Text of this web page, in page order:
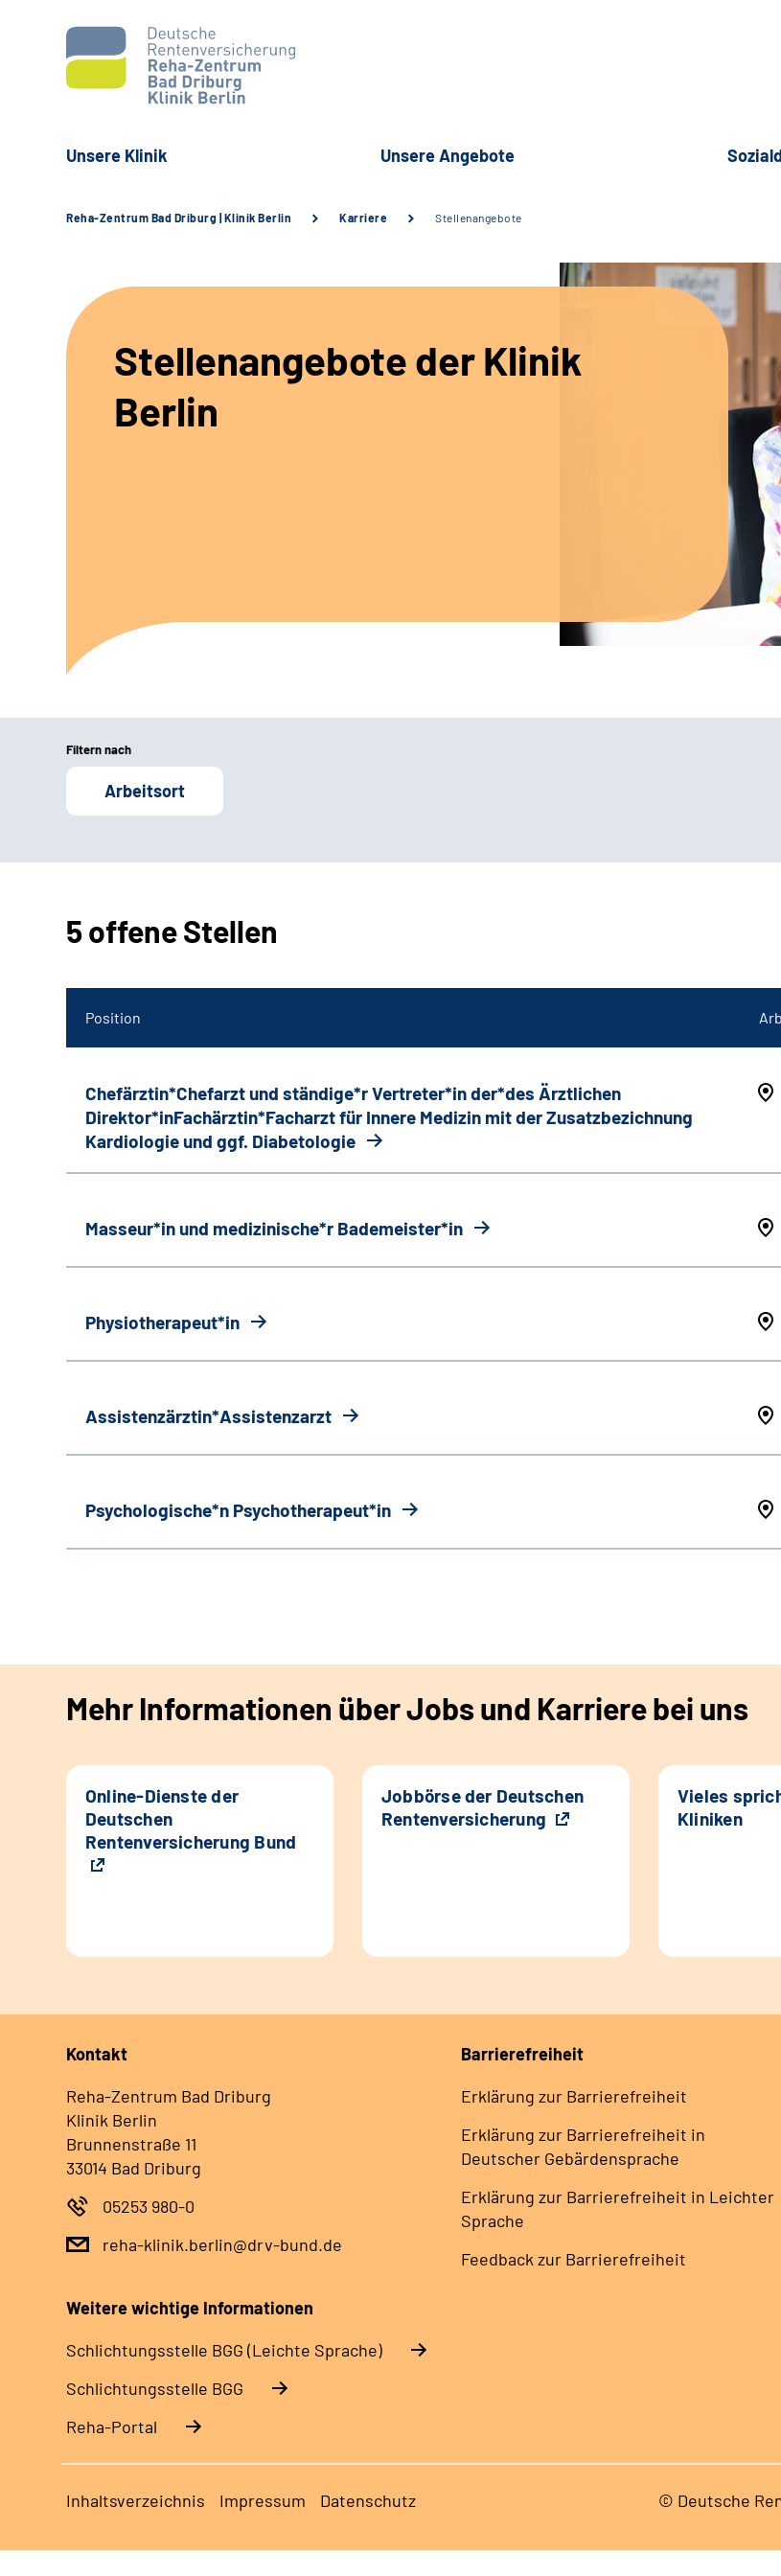
Unsere Klinik Unsere Angebote
Reha-Zentrum Bad Driburg | Klinik Berlin Karriere Stellenangebote
Stellenangebote der Klinik
Berlin
Filtern nach
Arbeitsort
5 offene Stellen
Position
Chefärztin*Chefarzt und ständige*r Vertreter*in der*des Ärztlichen
Direktor*inFachärztin*Facharzt für Innere Medizin mit der Zusatzbezichnung
Kardiologie und ggf. Diabetologie
Masseur*in und medizinische*r Bademeister*in
Physiotherapeut*in
Assistenzärztin*Assistenzarzt
Psychologische*n Psychotherapeut*in
Mehr Informationen über Jobs und Karriere bei uns
Online-Dienste der
Deutschen
Rentenversicherung Bund
Jobbörse der Deutschen
Rentenversicherung
Vieles
Kliniken
Kontakt
Reha-Zentrum Bad Driburg
Klinik Berlin
Brunnenstraße 11
33014 Bad Driburg
05253 980-0
reha-klinik.berlin@drv-bund.de
Barrierefreiheit
Erklärung zur Barrierefreiheit
Erklärung zur Barrierefreiheit in
Deutscher Gebärdensprache
Erklärung zur Barrierefreiheit in Leichter
Sprache
Feedback zur Barrierefreiheit
Weitere wichtige Informationen
Schlich­tungs­stel­le BGG (Leichte Sprache)
Schlich­tungs­stel­le BGG
Reha-Portal
Inhaltsverzeichnis Impressum Datenschutz © Deutsche